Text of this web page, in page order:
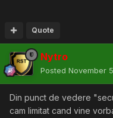
Quote
Nytro
Posted November
Din punct de vedere
cam limitat cand vine